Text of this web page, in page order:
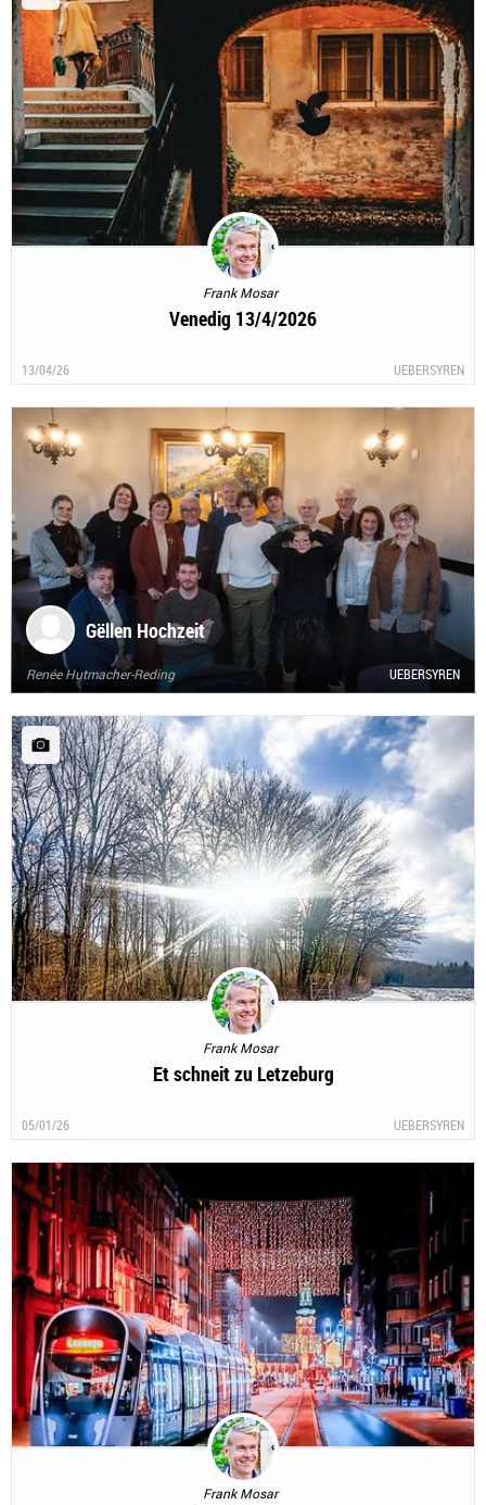
Frank Mosar
Venedig 13/4/2026
13/04/26 UEBERSYREN
Gëllen Hochzeit
Renée Hutmacher-Reding UEBERSYREN
Frank Mosar
Et schneit zu Letzeburg
05/01/26 UEBERSYREN
Frank Mosar